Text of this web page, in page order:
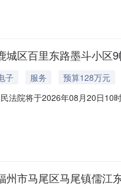
城区百里东路墨斗小区
子 服务
预算128万元
法院将于2026年08月20日10
，权证号：浙（2023）温州
州市马尾区马尾镇儒